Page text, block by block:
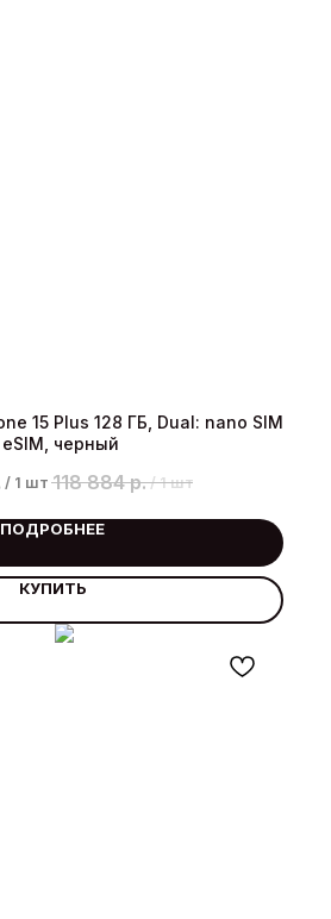
15 Plus 128 ГБ, Dual: nano SIM
черный
/ 1 шт 118 884 р. / 1 шт
ПОДРОБНЕЕ
КУПИТЬ